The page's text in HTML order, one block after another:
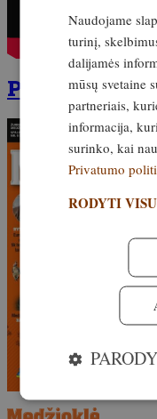
Naudojame
turinį,
dalijamės
mūsų svetaine
partneriais,
informacija,
surinko, kai
Privatumo
RODYTI